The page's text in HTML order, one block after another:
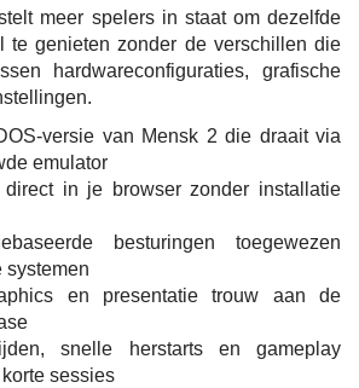
meer spelers in staat om dezelfde
te genieten zonder de verschillen die
hardwareconfiguraties, grafische
versie van Mensk 2 die draait via
emulator
in je browser zonder installatie
besturingen toegewezen
systemen
en presentatie trouw aan de
snelle herstarts en gameplay
sessies